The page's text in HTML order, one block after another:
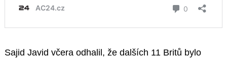
Sajid Javid včera odhalil, že dalších 11 Britů bylo